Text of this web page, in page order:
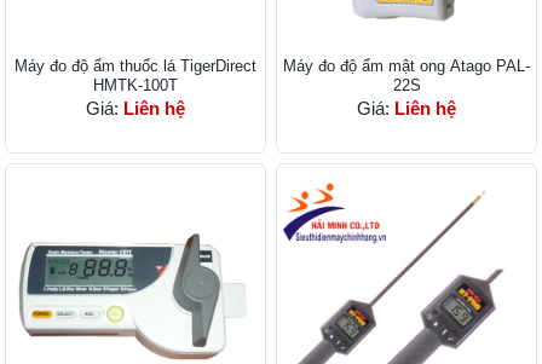
Máy đo độ ẩm thuốc lá TigerDirect
HMTK-100T
Giá: Liên hệ
Máy đo độ ẩm mật ong Atago PAL-
22S
Giá: Liên hệ